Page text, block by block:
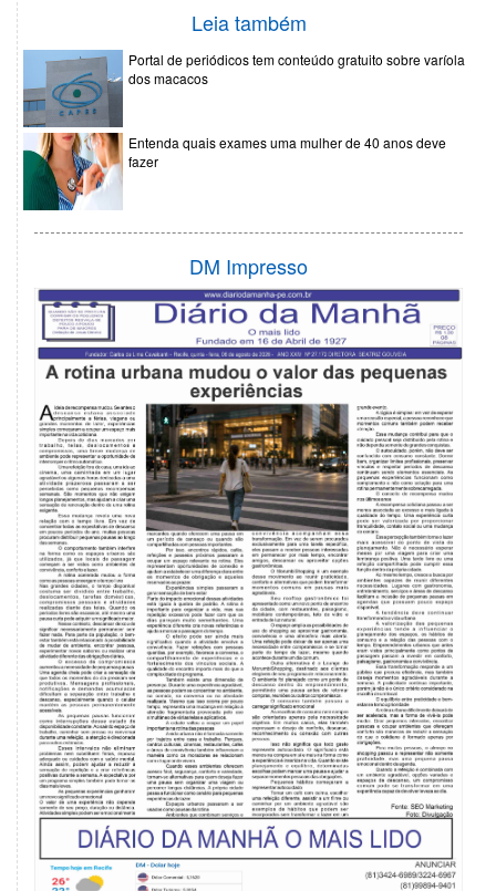
Leia também
Portal de periódicos tem conteúdo gratuito sobre varíola
dos macacos
Entenda quais exames uma mulher de 40 anos deve
fazer
DM Impresso